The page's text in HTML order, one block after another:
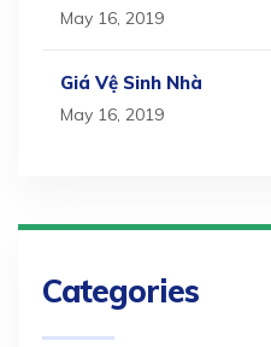
May 16, 2019
Giá Vệ Sinh Nhà
May 16, 2019
Categories